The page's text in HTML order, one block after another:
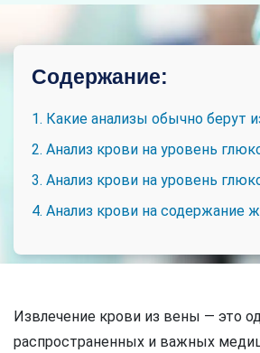
Содержание:
1. Какие анализы обычно берут
2. Анализ крови на уровень
3. Анализ крови на уровень
4. Анализ крови на содержание
Извлечение крови из вены — это
распространенных и важных